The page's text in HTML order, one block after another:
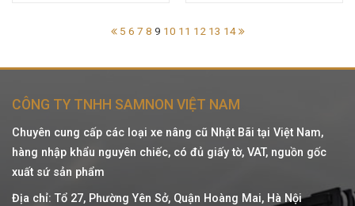
5 6 7 8 9 10 11 12 13 14
CÔNG TY TNHH SAMNON VIỆT NAM
Chuyên cung cấp các loại xe nâng cũ Nhật Bãi tại Việt Nam,
hàng nhập khẩu nguyên chiếc, có đủ giấy tờ, VAT, nguồn gốc
xuất sứ sản phẩm
Địa chỉ: Tổ 27, Phường Yên Sở, Quận Hoàng Mai, Hà Nội